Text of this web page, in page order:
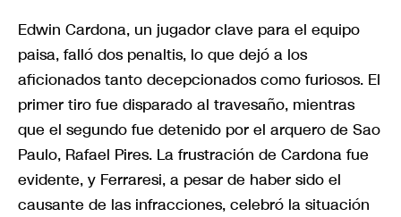
Edwin Cardona, un jugador clave para el equipo
paisa, falló dos penaltis, lo que dejó a los
aficionados tanto decepcionados como furiosos. El
primer tiro fue disparado al travesaño, mientras
que el segundo fue detenido por el arquero de Sao
Paulo, Rafael Pires. La frustración de Cardona fue
evidente, y Ferraresi, a pesar de haber sido el
causante de las infracciones, celebró la situación